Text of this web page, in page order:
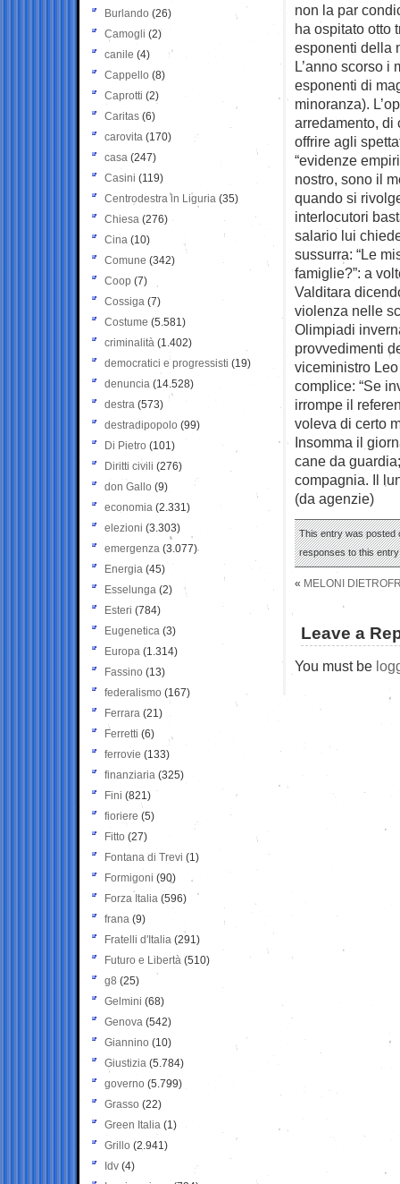
non la par
ha ospitato otto
esponenti della
L’anno scorso i
esponenti di
minoranza).
arredamento, di
offrire agli
“evidenze
nostro, sono il
quando si
interlocutori
salario lui
sussurra: “Le
famiglie?”: a
Valditara
violenza nelle
Olimpiadi
provvedimenti
viceministro
complice: “Se
irrompe il
voleva di certo
Insomma il
cane da
compagnia. Il
(da agenzie)
This entry was posted
responses to this
« MELONI
Leave a
You must be
Burlando (26)
Camogli (2)
canile (4)
Cappello (8)
Caprotti (2)
Caritas (6)
carovita (170)
casa (247)
Casini (119)
Centrodestra in Liguria (35)
Chiesa (276)
Cina (10)
Comune (342)
Coop (7)
Cossiga (7)
Costume (5.581)
criminalità (1.402)
democratici e progressisti (19)
denuncia (14.528)
destra (573)
destradipopolo (99)
Di Pietro (101)
Diritti civili (276)
don Gallo (9)
economia (2.331)
elezioni (3.303)
emergenza (3.077)
Energia (45)
Esselunga (2)
Esteri (784)
Eugenetica (3)
Europa (1.314)
Fassino (13)
federalismo (167)
Ferrara (21)
Ferretti (6)
ferrovie (133)
finanziaria (325)
Fini (821)
fioriere (5)
Fitto (27)
Fontana di Trevi (1)
Formigoni (90)
Forza Italia (596)
frana (9)
Fratelli d'Italia (291)
Futuro e Libertà (510)
g8 (25)
Gelmini (68)
Genova (542)
Giannino (10)
Giustizia (5.784)
governo (5.799)
Grasso (22)
Green Italia (1)
Grillo (2.941)
Idv (4)